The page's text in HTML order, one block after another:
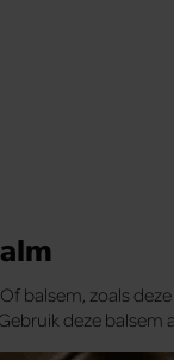
balsem, zoals
deze balsem